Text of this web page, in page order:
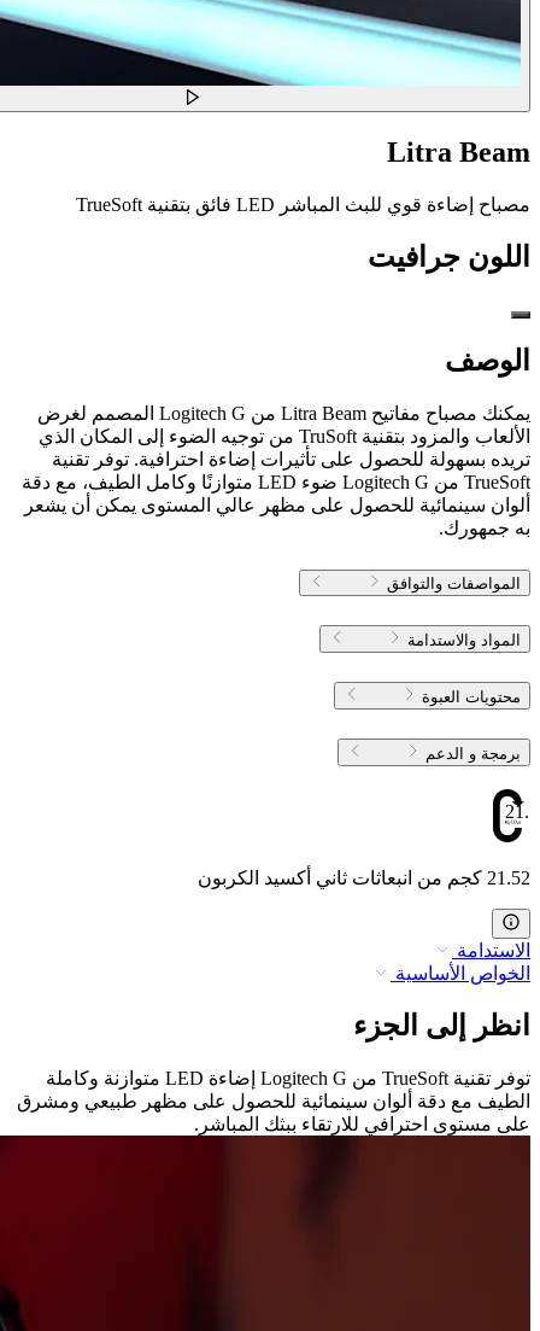
Litra Beam
مصباح إضاءة قوي للبث المباشر LED فائق بتقنية TrueSoft
اللون جرافيت
الوصف
يمكنك مصباح مفاتيح Litra Beam من Logitech G المصمم لغرض
الألعاب والمزود بتقنية TruSoft من توجيه الضوء إلى المكان الذي
تريده بسهولة للحصول على تأثيرات إضاءة احترافية. توفر تقنية
TrueSoft من Logitech G ضوء LED متوازنًا وكامل الطيف، مع دقة
ألوان سينمائية للحصول على مظهر عالي المستوى يمكن أن يشعر
به جمهورك.
المواصفات والتوافق
المواد والاستدامة
محتويات العبوة
برمجة و الدعم
21.52 كجم من انبعاثات ثاني أكسيد الكربون
الاستدامة
الخواص الأساسية
انظر إلى الجزء
توفر تقنية TrueSoft من Logitech G إضاءة LED متوازنة وكاملة
الطيف مع دقة ألوان سينمائية للحصول على مظهر طبيعي ومشرق
على مستوى احترافي للارتقاء ببثك المباشر.